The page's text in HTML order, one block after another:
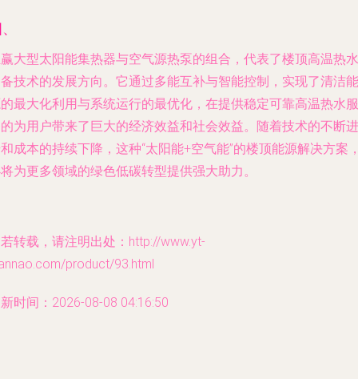
大型太阳能集热器与空气源热泵的组合，代表了楼顶高温热水
技术的发展方向。它通过多能互补与智能控制，实现了清洁能
最大化利用与系统运行的最优化，在提供稳定可靠高温热水服
为用户带来了巨大的经济效益和社会效益。随着技术的不断进
成本的持续下降，这种“太阳能+空气能”的楼顶能源解决方案
为更多领域的绿色低碳转型提供强大助力。
转载，请注明出处：http://www.yt-
product/93.html
时间：2026-08-08 04:16:50